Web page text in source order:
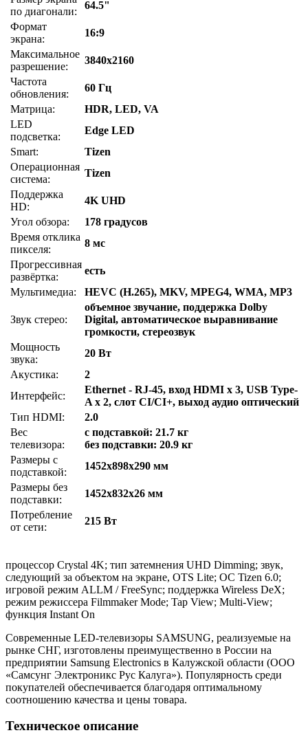
по диагонали:
64.5"
Формат
экрана:
16:9
Максимальное
разрешение:
3840x2160
Частота
обновления:
60 Гц
Матрица:
HDR, LED, VA
LED
подсветка:
Edge LED
Smart:
Tizen
Операционная
система:
Tizen
Поддержка
HD:
4K UHD
Угол обзора:
178 градусов
Время отклика
пикселя:
8 мс
Прогрессивная
развёртка:
есть
Мультимедиа:
HEVC (H.265), MKV, MPEG4, WMA, MP3
Звук стерео:
объемное звучание, поддержка Dolby
Digital, автоматическое выравнивание
громкости, стереозвук
Мощность
звука:
20 Вт
Акустика:
2
Интерфейс:
Ethernet - RJ-45, вход HDMI x 3, USB Type-
A x 2, слот CI/CI+, выход аудио оптический
Тип HDMI:
2.0
Вес
телевизора:
с подставкой: 21.7 кг
без подставки: 20.9 кг
Размеры с
подставкой:
1452x898x290 мм
Размеры без
подставки:
1452x832x26 мм
Потребление
от сети:
215 Вт
процессор Crystal 4K; тип затемнения UHD Dimming; звук,
следующий за объектом на экране, OTS Lite; ОС Tizen 6.0;
игровой режим ALLM / FreeSync; поддержка Wireless DeX;
режим режиссера Filmmaker Mode; Tap View; Multi-View;
функция Instant On
Современные LED-телевизоры SAMSUNG, реализуемые на
рынке СНГ, изготовлены преимущественно в России на
предприятии Samsung Electronics в Калужской области (ООО
«Самсунг Электроникс Рус Калуга»). Популярность среди
покупателей обеспечивается благодаря оптимальному
соотношению качества и цены товара.
Техническое описание